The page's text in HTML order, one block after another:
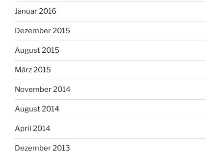
Januar 2016
Dezember 2015
August 2015
März 2015
November 2014
August 2014
April 2014
Dezember 2013